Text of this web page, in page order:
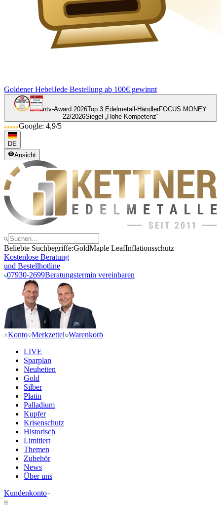
Goldener HebelJede Bestellung ab 100€ gewinnt
ntv-Award 2026Top 3 Edelmetall-HändlerFOCUS MONEY
22/2026Siegel „Hohe Kompetenz“
Google: 4,9/5
DE
Ansicht
Beliebte Suchbegriffe:GoldMaple LeafInflationsschutz
Kostenlose Beratung
und Bestellhotline
07930-2699Beratungstermin vereinbaren
Konto Merkzettel Warenkorb
LIVE
Sparplan
Neuheiten
Gold
Silber
Platin
Palladium
Kupfer
Krisenschutz
Historisch
Limitiert
Themen
Zubehör
News
Über uns
Kundenkonto